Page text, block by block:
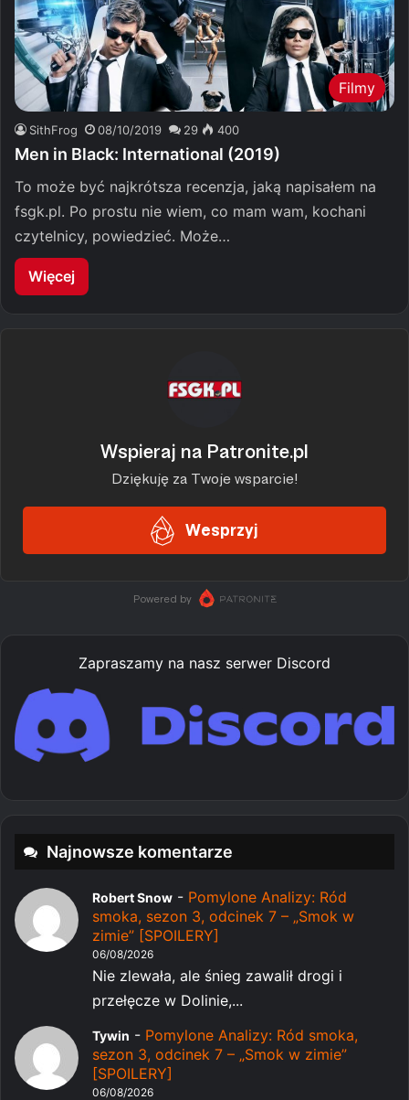
Filmy
SithFrog 08/10/2019 29 400
Men in Black: International (2019)
To może być najkrótsza recenzja, jaką napisałem na
fsgk.pl. Po prostu nie wiem, co mam wam, kochani
czytelnicy, powiedzieć. Może…
Więcej
Zapraszamy na nasz serwer Discord
Najnowsze komentarze
Robert Snow - Pomylone Analizy: Ród
smoka, sezon 3, odcinek 7 – „Smok w
zimie” [SPOILERY]
06/08/2026
Nie zlewała, ale śnieg zawalił drogi i
przełęcze w Dolinie,...
Tywin - Pomylone Analizy: Ród smoka,
sezon 3, odcinek 7 – „Smok w zimie”
[SPOILERY]
06/08/2026